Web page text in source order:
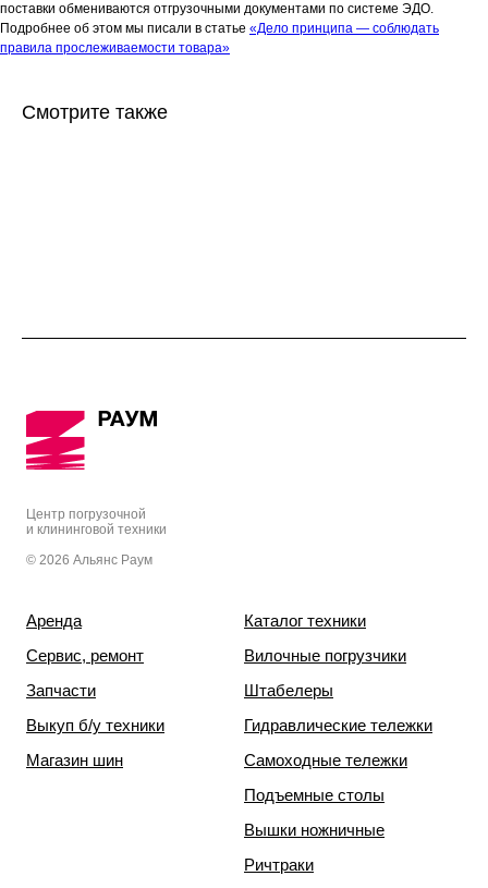
поставки обмениваются отгрузочными документами по системе ЭДО.
Подробнее об этом мы писали в статье «Дело принципа — соблюдать
правила прослеживаемости товара»
Смотрите также
Центр погрузочной
и клининговой техники
© 2026 Альянс Раум
Аренда
Сервис, ремонт
Запчасти
Выкуп б/у техники
Магазин шин
Каталог техники
Вилочные погрузчики
Штабелеры
Гидравлические тележки
Самоходные тележки
Подъемные столы
Вышки ножничные
Ричтраки